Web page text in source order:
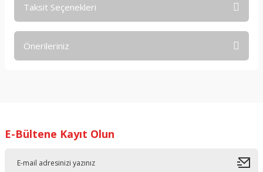
Taksit Seçenekleri
Önerileriniz
Ürün resmi kalitesiz, bozuk veya görüntülenemiyor.
E-Bültene Kayıt Olun